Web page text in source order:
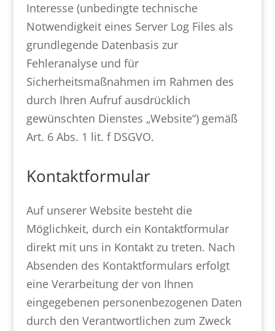
Interesse (unbedingte technische
Notwendigkeit eines Server Log Files als
grundlegende Datenbasis zur
Fehleranalyse und für
Sicherheitsmaßnahmen im Rahmen des
durch Ihren Aufruf ausdrücklich
gewünschten Dienstes „Website“) gemäß
Art. 6 Abs. 1 lit. f DSGVO.
Kontaktformular
Auf unserer Website besteht die
Möglichkeit, durch ein Kontaktformular
direkt mit uns in Kontakt zu treten. Nach
Absenden des Kontaktformulars erfolgt
eine Verarbeitung der von Ihnen
eingegebenen personenbezogenen Daten
durch den Verantwortlichen zum Zweck